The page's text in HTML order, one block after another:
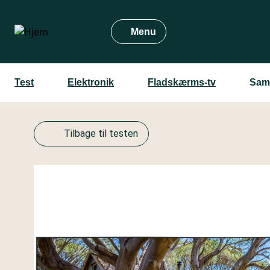
hovedindhold
Menu
Test Elektronik Fladskærms-tv
Tilbage til testen